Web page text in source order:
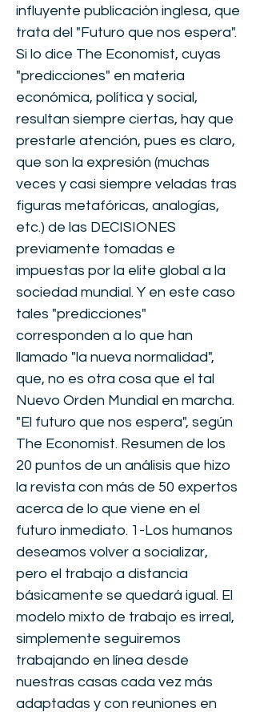
influyente publicación inglesa, que
trata del "Futuro que nos espera".
Si lo dice The Economist, cuyas
"predicciones" en materia
económica, política y social,
resultan siempre ciertas, hay que
prestarle atención, pues es claro,
que son la expresión (muchas
veces y casi siempre veladas tras
figuras metafóricas, analogías,
etc.) de las DECISIONES
previamente tomadas e
impuestas por la elite global a la
sociedad mundial. Y en este caso
tales "predicciones"
corresponden a lo que han
llamado "la nueva normalidad",
que, no es otra cosa que el tal
Nuevo Orden Mundial en marcha.
"El futuro que nos espera", según
The Economist. Resumen de los
20 puntos de un análisis que hizo
la revista con más de 50 expertos
acerca de lo que viene en el
futuro inmediato. 1-Los humanos
deseamos volver a socializar,
pero el trabajo a distancia
básicamente se quedará igual. El
modelo mixto de trabajo es irreal,
simplemente seguiremos
trabajando en línea desde
nuestras casas cada vez más
adaptadas y con reuniones en